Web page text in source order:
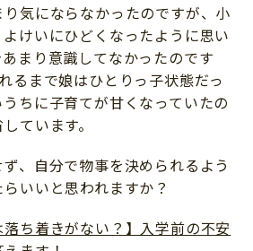
気にならなかったのですが、小
けいにひどくなったように思い
まり意識してなかったのです
るまで娘はひとりっ子状態だっ
ちに子育てが甘くなっていたの
ています。
、自分で物事を決められるよう
いいと思われますか？
落ち着きがない？】入学前の不安